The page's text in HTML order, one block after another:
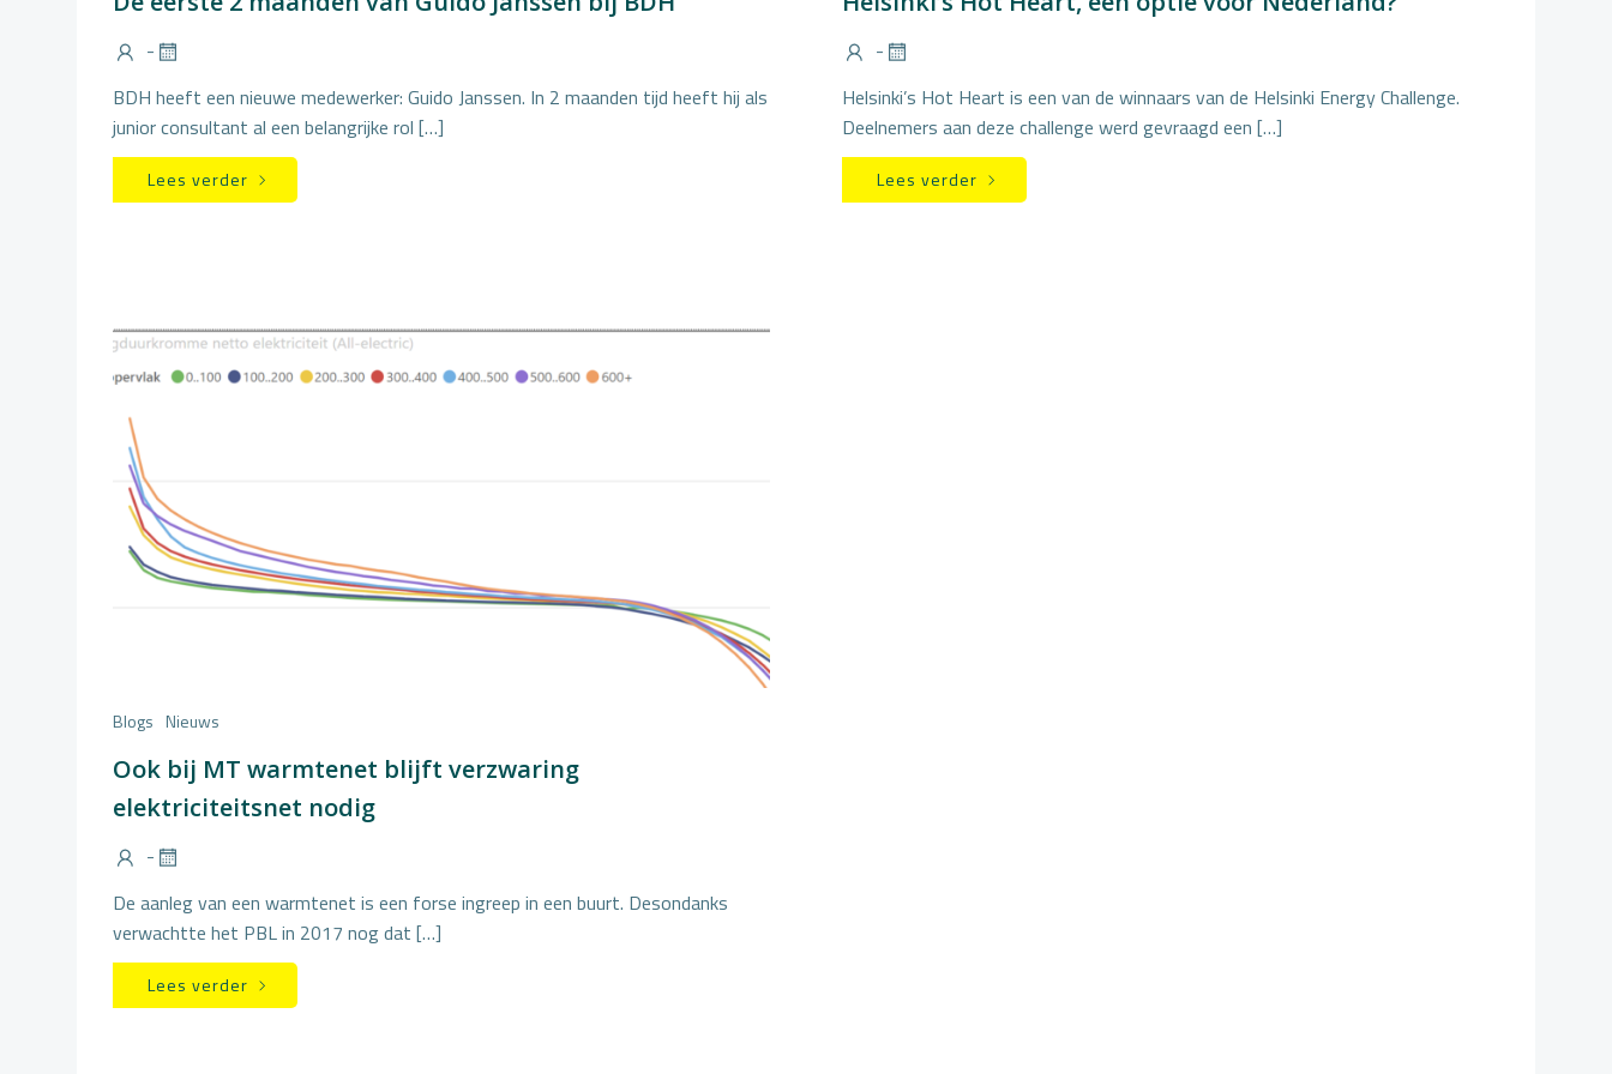
-
BDH heeft een nieuwe medewerker: Guido Janssen. In 2 maanden tijd heeft hij als
junior consultant al een belangrijke rol […]
Lees verder
-
Helsinki’s Hot Heart is een van de winnaars van de Helsinki Energy Challenge.
Deelnemers aan deze challenge werd gevraagd een […]
Lees verder
Blogs Nieuws
Ook bij MT warmtenet blijft verzwaring
elektriciteitsnet nodig
-
De aanleg van een warmtenet is een forse ingreep in een buurt. Desondanks
verwachtte het PBL in 2017 nog dat […]
Lees verder